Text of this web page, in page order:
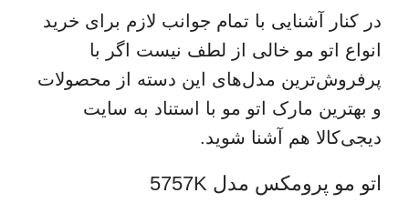
در کنار آشنایی با تمام جوانب لازم برای خرید
انواع اتو مو خالی از لطف نیست اگر با
پرفروش‌ترین مدل‌های این دسته از محصولات
و بهترین مارک اتو مو با استناد به سایت
دیجی‌کالا هم آشنا شوید.
اتو مو پرومکس مدل 5757K